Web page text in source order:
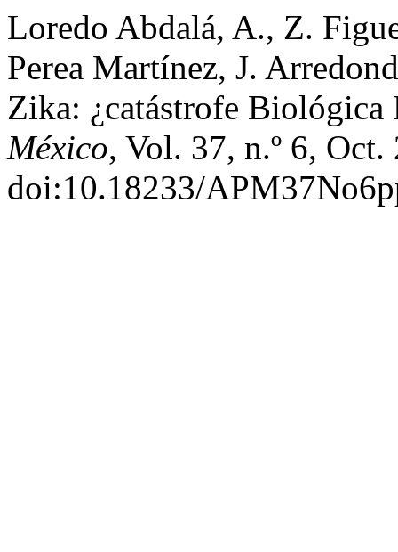
Loredo Abdalá, A., Z.
Perea Martínez, J.
Zika: ¿catástrofe
México, Vol. 37, n.º 6,
doi:10.18233/